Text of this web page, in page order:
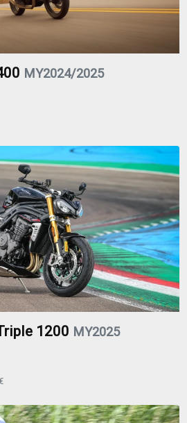
MY2024/2025
1200 MY2025